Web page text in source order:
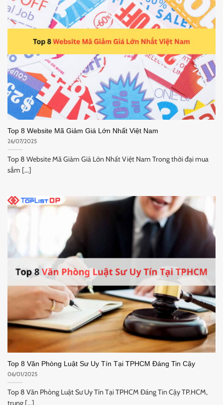
Top 8 Website Mã Giảm Giá Lớn Nhất Việt Nam
26/07/2025
Top 8 Website Mã Giảm Giá Lớn Nhất Việt Nam Trong thời đại mua
sắm [...]
Top 8 Văn Phòng Luật Sư Uy Tín Tại TPHCM Đáng Tin Cậy
06/01/2025
Top 8 Văn Phòng Luật Sư Uy Tín Tại TPHCM Đáng Tin Cậy TP.HCM,
trung [...]